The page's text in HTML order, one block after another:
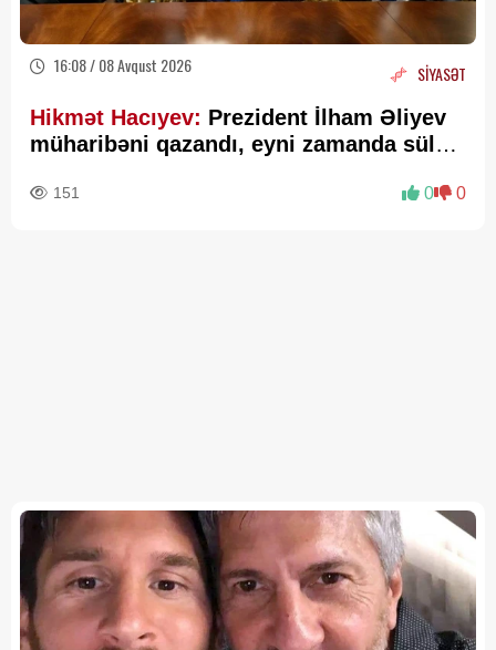
16:08 / 08 Avqust 2026 SİYASƏT
Hikmət Hacıyev: Prezident İlham Əliyev
müharibəni qazandı, eyni zamanda sülhü
151 0 0